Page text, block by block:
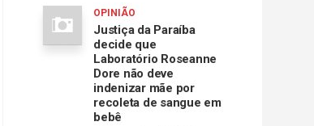
OPINIÃO
Justiça da Paraíba
decide que
Laboratório Roseanne
Dore não deve
indenizar mãe por
recoleta de sangue em
bebê